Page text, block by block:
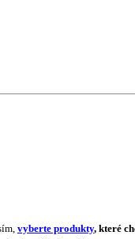
vyberte produkty, které